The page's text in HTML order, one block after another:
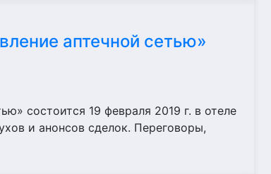
аптечной сетью»
состоится 19 февраля 2019 г. в отеле
и анонсов сделок. Переговоры,